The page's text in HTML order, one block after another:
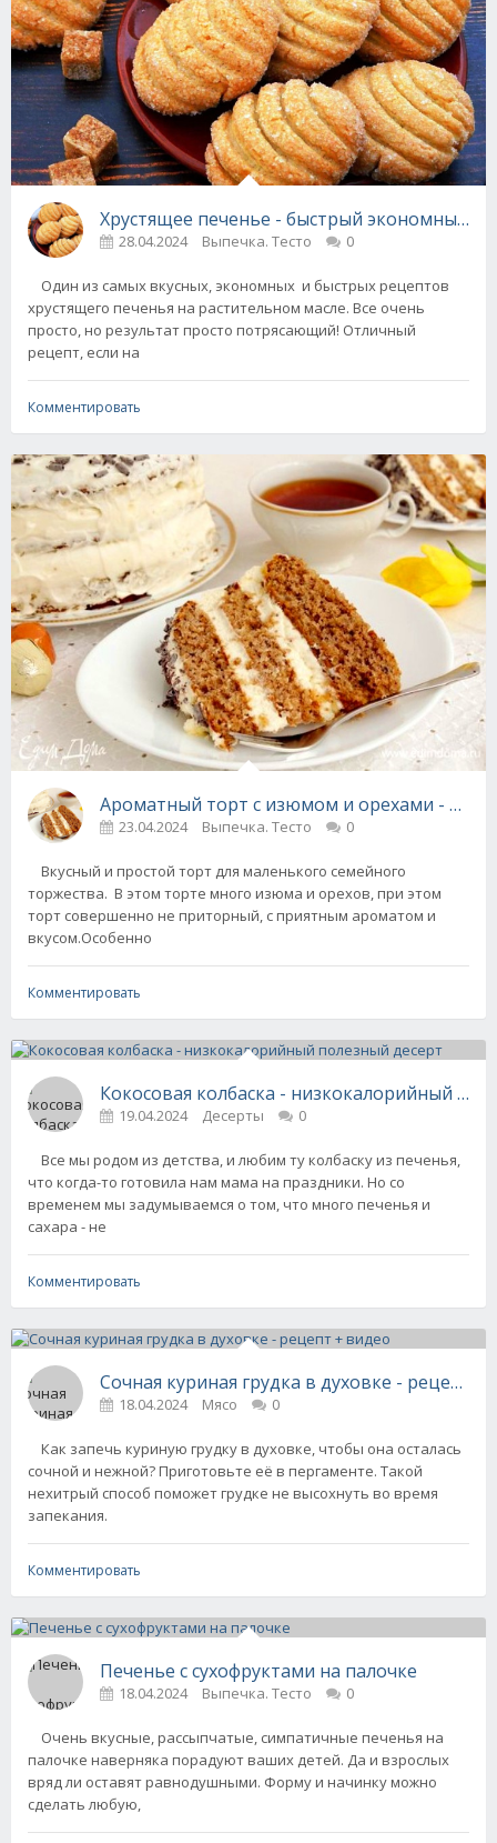
Хрустящее печенье - быстрый экономный
28.04.2024 Выпечка. Тесто 0
Один из самых вкусных, экономных и быстрых рецептов
хрустящего печенья на растительном масле. Все очень
просто, но результат просто потрясающий! Отличный
рецепт, если на
Комментировать
Ароматный торт с изюмом и орехами -
23.04.2024 Выпечка. Тесто 0
Вкусный и простой торт для маленького семейного
торжества. В этом торте много изюма и орехов, при этом
торт совершенно не приторный, с приятным ароматом и
вкусом.Особенно
Комментировать
Кокосовая колбаска - низкокалорийный
19.04.2024 Десерты 0
Все мы родом из детства, и любим ту колбаску из печенья,
что когда-то готовила нам мама на праздники. Но со
временем мы задумываемся о том, что много печенья и
сахара - не
Комментировать
Сочная куриная грудка в духовке - рецепт +
18.04.2024 Мясо 0
Как запечь куриную грудку в духовке, чтобы она осталась
сочной и нежной? Приготовьте её в пергаменте. Такой
нехитрый способ поможет грудке не высохнуть во время
запекания.
Комментировать
Печенье с сухофруктами на палочке
18.04.2024 Выпечка. Тесто 0
Очень вкусные, рассыпчатые, симпатичные печенья на
палочке наверняка порадуют ваших детей. Да и взрослых
вряд ли оставят равнодушными. Форму и начинку можно
сделать любую,